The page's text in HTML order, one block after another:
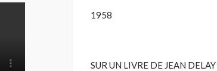
1958
SUR UN LIVRE DE JEAN DELAY